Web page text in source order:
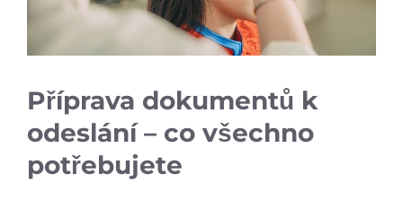
Příprava dokumentů k
odeslání – co všechno
potřebujete